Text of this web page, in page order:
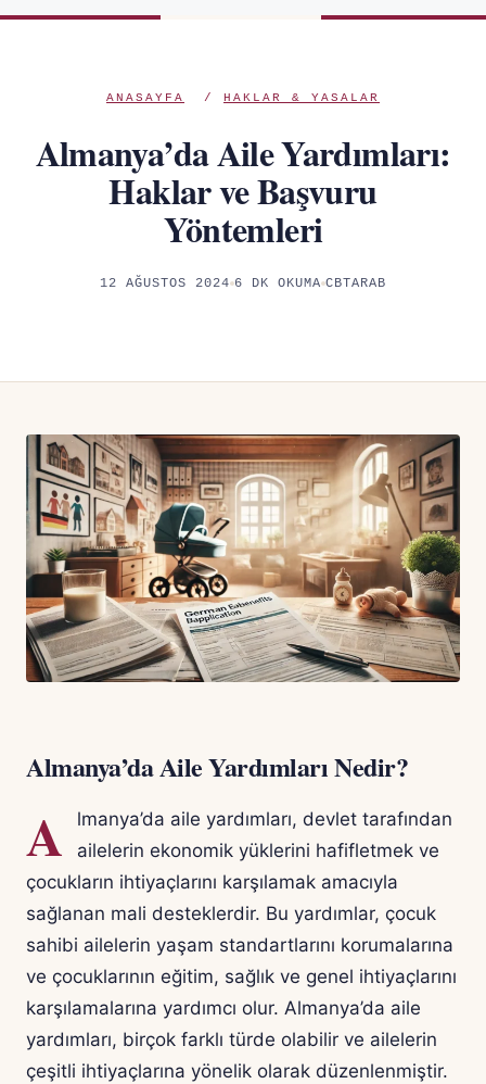
ANASAYFA / HAKLAR & YASALAR
Almanya’da Aile Yardımları:
Haklar ve Başvuru
Yöntemleri
12 AĞUSTOS 2024 6 DK OKUMA CBTARAB
Almanya’da Aile Yardımları Nedir?
A
lmanya’da aile yardımları, devlet tarafından
ailelerin ekonomik yüklerini hafifletmek ve
çocukların ihtiyaçlarını karşılamak amacıyla
sağlanan mali desteklerdir. Bu yardımlar, çocuk
sahibi ailelerin yaşam standartlarını korumalarına
ve çocuklarının eğitim, sağlık ve genel ihtiyaçlarını
karşılamalarına yardımcı olur. Almanya’da aile
yardımları, birçok farklı türde olabilir ve ailelerin
çeşitli ihtiyaçlarına yönelik olarak düzenlenmiştir.